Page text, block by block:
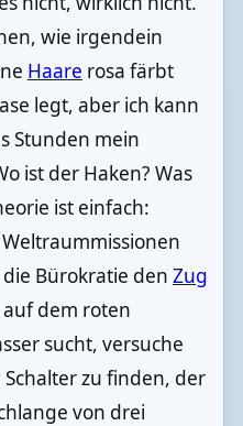
wie irgendein
Haare rosa färbt
legt, aber ich kann
Stunden mein
ist der Haken? Was
ist einfach:
Bürokratie den Zug
dem roten
sucht, versuche
zu finden, der
von drei